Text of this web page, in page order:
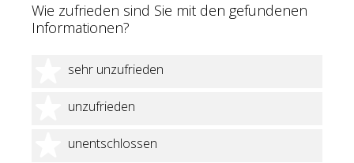
Wie zufrieden sind Sie mit den gefundenen
Informationen?
sehr unzufrieden
1 Stern
unzufrieden
2 Sterne
unentschlossen
3 Sterne